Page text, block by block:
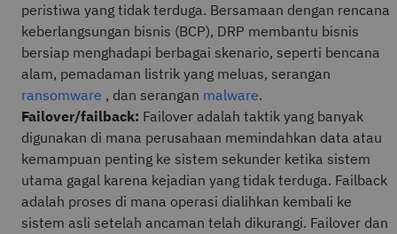
peristiwa yang tidak terduga. Bersamaan dengan rencana
keberlangsungan bisnis (BCP), DRP membantu bisnis
bersiap menghadapi berbagai skenario, seperti bencana
alam, pemadaman listrik yang meluas, serangan
ransomware , dan serangan malware.
Failover/failback: Failover adalah taktik yang banyak
digunakan di mana perusahaan memindahkan data atau
kemampuan penting ke sistem sekunder ketika sistem
utama gagal karena kejadian yang tidak terduga. Failback
adalah proses di mana operasi dialihkan kembali ke
sistem asli setelah ancaman telah dikurangi. Failover dan